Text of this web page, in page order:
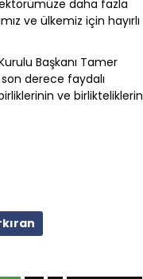
daha fazla
ve ülkemiz için hayırlı
Başkanı Tamer
derece faydalı
ve birlikteliklerin